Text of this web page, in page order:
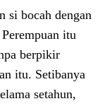
si bocah dengan
itu
berpikir
itu. Setibanya
setahun,